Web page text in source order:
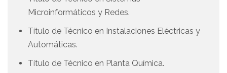
Microinformáticos y Redes.
Título de Técnico en Instalaciones Eléctricas y
Automáticas.
Título de Técnico en Planta Química.